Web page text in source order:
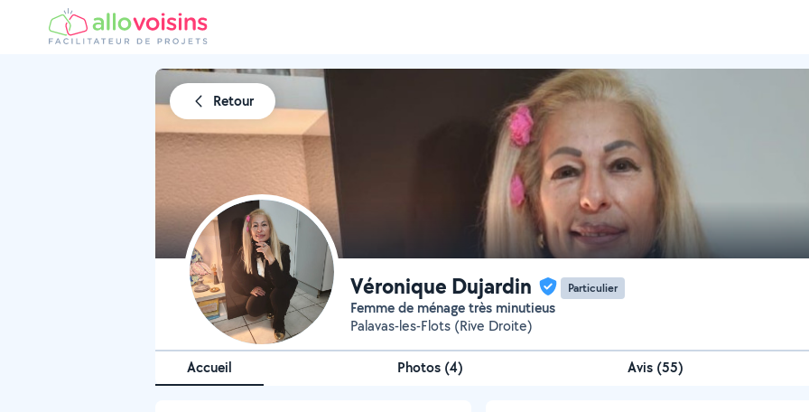
Retour
Véronique Dujardin Particulier
Femme de ménage très minutieus
Palavas-les-Flots (Rive Droite)
Accueil Photos (4) Avis (55)